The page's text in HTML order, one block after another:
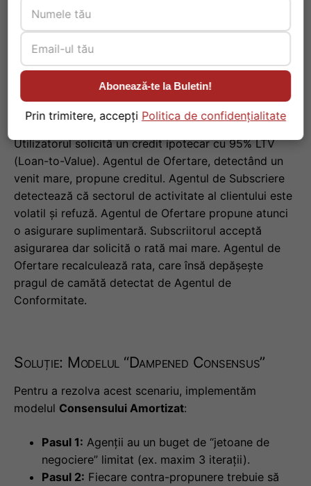
Să analizăm un model de proiectare specific pentru
gestionarea unei cereri de credit ipotecar cu risc
ridicat.
Scenariu de Divergență
Utilizatorul solicită un credit ipotecar cu 95% LTV
(Loan-to-Value). Agentul de Ofertare, detectând un
venit mare, propune creditul. Agentul de Subscriere
detectează că sectorul de activitate al clientului este
volatil și refuză. Agentul de Ofertare propune atunci
o asigurare suplimentară. Subscriitorul acceptă
asigurarea dar solicită o rată mai mare. Agentul de
Ofertare recalculează rata, care însă depășește
pragul de camătă detectat de Agentul de
Conformitate.
Soluție: Modelul “Dampened Consensus”
Pentru a rezolva acest scenariu, implementăm
modelul Consensului Amortizat:
Pasul 1: Agenții au un buget de “jetoane de
negociere” limitat (ex. maxim 3 iterații).
Pasul 2: Fiecare contra-propunere trebuie să
Abonează-te la Buletin!
Prin trimitere, accepți Politica de confidențialitate